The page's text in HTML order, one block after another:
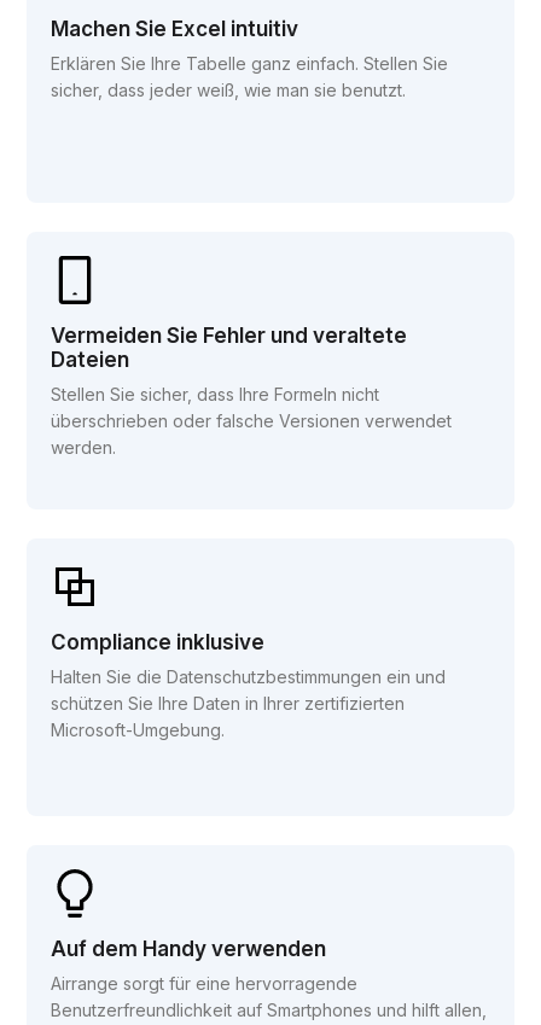
Machen Sie Excel intuitiv
Erklären Sie Ihre Tabelle ganz einfach. Stellen Sie
sicher, dass jeder weiß, wie man sie benutzt.
Vermeiden Sie Fehler und veraltete
Dateien
Stellen Sie sicher, dass Ihre Formeln nicht
überschrieben oder falsche Versionen verwendet
werden.
Compliance inklusive
Halten Sie die Datenschutzbestimmungen ein und
schützen Sie Ihre Daten in Ihrer zertifizierten
Microsoft-Umgebung.
Auf dem Handy verwenden
Airrange sorgt für eine hervorragende
Benutzerfreundlichkeit auf Smartphones und hilft allen,